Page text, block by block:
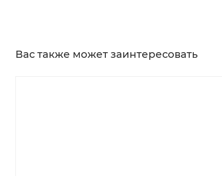
Вас также может заинтересовать